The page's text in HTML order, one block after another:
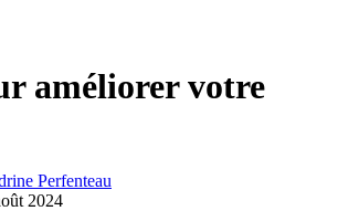
améliorer votre
Perfenteau
2024